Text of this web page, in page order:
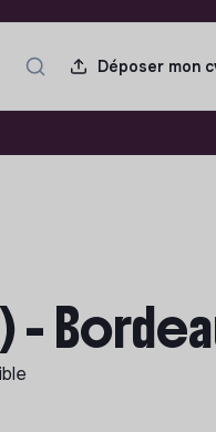
Déposer mon
-